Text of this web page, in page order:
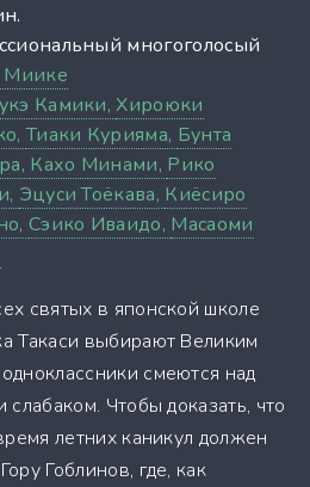
многоголосый
Миике
Камики,Хироюки
Тиаки Курияма, Бунта
Кахо Минами, Рико
Эцуси Тоёкава, Киёсиро
Сэико Иваидо, Масаоми
святых в японской школе
Такаси выбирают Великим
смеются над
Чтобы доказать, что
летних каникул должен
Гоблинов, где, как